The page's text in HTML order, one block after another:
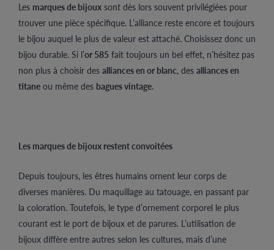
Les marques de bijoux sont dès lors souvent privilégiées pour
trouver une pièce spécifique. L’alliance reste encore et toujours
le bijou auquel le plus de valeur est attaché. Choisissez donc un
bijou durable. Si l’or 585 fait toujours un bel effet, n’hésitez pas
non plus à choisir des alliances en or blanc, des alliances en
titane ou même des bagues vintage.
Les marques de bijoux restent convoitées
Depuis toujours, les êtres humains ornent leur corps de
diverses manières. Du maquillage au tatouage, en passant par
la coloration. Toutefois, le type d’ornement corporel le plus
courant est le port de bijoux et de parures. L’utilisation de
bijoux diffère entre autres selon les cultures, mais d’une